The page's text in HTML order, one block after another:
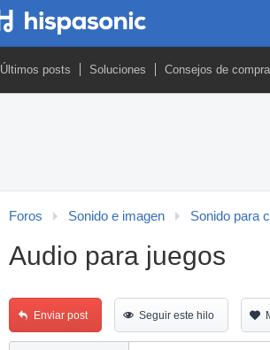
Últimos posts Soluciones Consejos de compra
Foros Sonido e imagen Sonido para
Audio para juegos
Enviar post Seguir este hilo